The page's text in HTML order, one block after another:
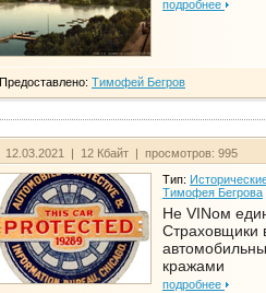
подробнее
Предоставлено: Тимофей Бегров
12.03.2021 | 12 Кбайт | просмотров: 995
Тип:
Тимофея Бегрова
Не VINом
Страховщики
кражами
подробнее